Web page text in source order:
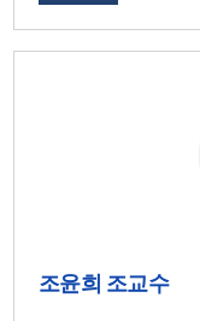
조윤희 조교수